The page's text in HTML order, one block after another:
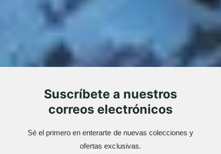
Suscríbete a nuestros
correos electrónicos
Sé el primero en enterarte de nuevas colecciones y
ofertas exclusivas.